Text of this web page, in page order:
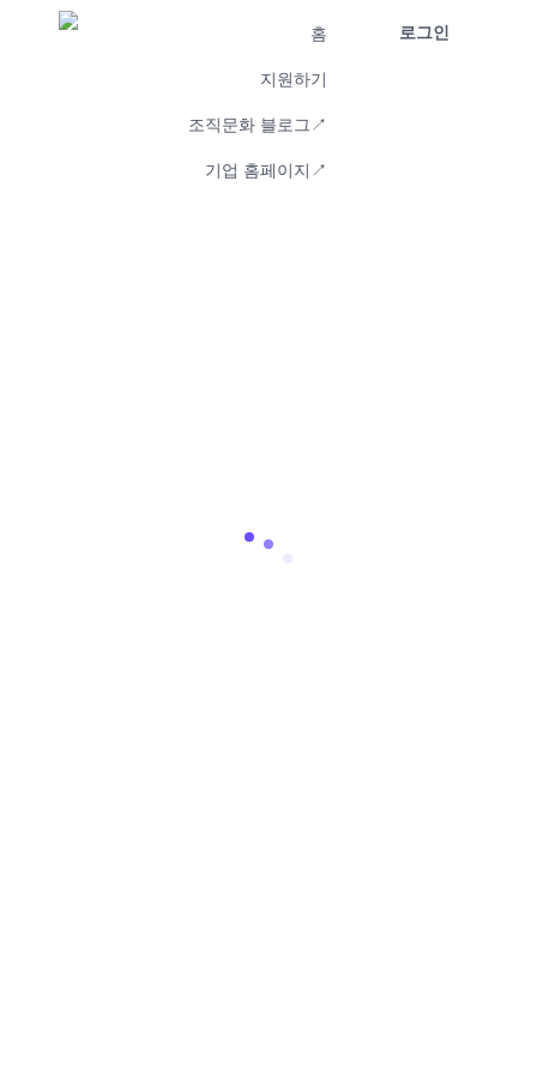
홈
지원하기
조직문화 블로그↗
기업 홈페이지↗
로그인